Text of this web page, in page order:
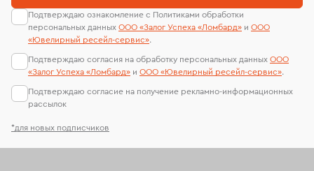
*для новых подписчиков
Подтверждаю ознакомление с Политиками обработки
персональных данных ООО «Залог Успеха «Ломбард» и ООО
«Ювелирный ресейл-сервиc».
Подтверждаю согласия на обработку персональных данных ООО
«Залог Успеха «Ломбард» и ООО «Ювелирный ресейл-сервиc».
Подтверждаю согласие на получение рекламно-информационных
рассылок